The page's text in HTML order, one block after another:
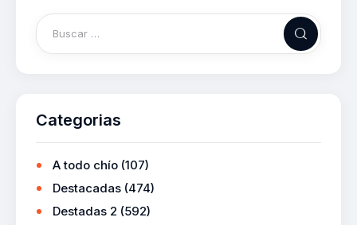
Categorias
A todo chío (107)
Destacadas (474)
Destadas 2 (592)